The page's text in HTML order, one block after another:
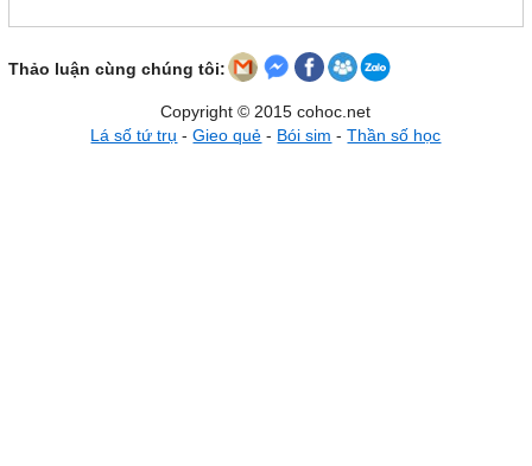
Thảo luận cùng chúng tôi:
Copyright © 2015 cohoc.net
Lá số tứ trụ -Gieo quẻ - Bói sim -Thần số học